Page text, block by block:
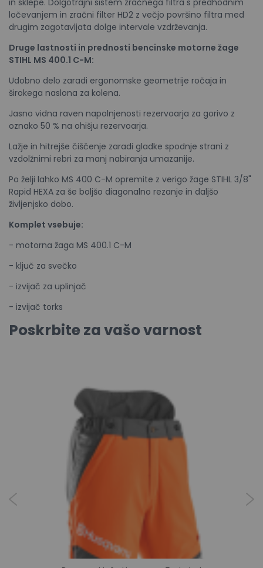
in sklepe. Dolgotrajni sistem zračnega filtra s predhodnim
ločevanjem in zračni filter HD2 z večjo površino filtra med
drugim zagotavljata dolge intervale vzdrževanja.
Druge lastnosti in prednosti bencinske motorne žage
STIHL MS 400.1 C-M:
Udobno delo zaradi ergonomske geometrije ročaja in
širokega naslona za kolena.
Jasno vidna raven napolnjenosti rezervoarja za gorivo z
oznako 50 % na ohišju rezervoarja.
Lažje in hitrejše čiščenje zaradi gladke spodnje strani z
vzdolžnimi rebri za manj nabiranja umazanije.
Po želji lahko MS 400 C-M opremite z verigo žage STIHL 3/8"
Rapid HEXA za še boljšo diagonalno rezanje in daljšo
življenjsko dobo.
Komplet vsebuje:
- motorna žaga MS 400.1 C-M
- ključ za svečko
- izvijač za uplinjač
- izvijač torks
Poskrbite za vašo varnost